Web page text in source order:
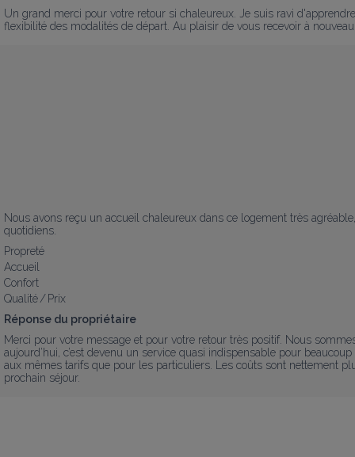
Un grand merci pour votre retour si chaleureux. Je suis ravi
flexibilité des modalités de départ. Au plaisir de vous recevoir à
Nous avons reçu un accueil chaleureux dans ce logement très
quotidiens.
Propreté
Accueil
Confort
Qualité / Prix
Réponse du propriétaire
Merci pour votre message et pour votre retour très positif. Nous
aujourd’hui, c’est devenu un service quasi indispensable pour
aux mêmes tarifs que pour les particuliers. Les coûts sont nettement
prochain séjour.